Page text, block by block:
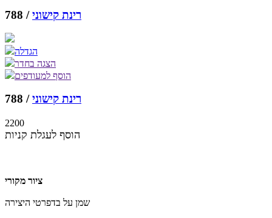
788 /רינת קישוני
הגדלה
הצגה בחדר
הוסף למעודפים
788 /רינת קישוני
2200
הוסף לעגלת קניות
ציור מקורי
פרטי היצירהשמן על בד